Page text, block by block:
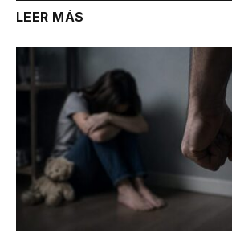
LEER MÁS